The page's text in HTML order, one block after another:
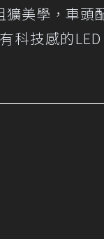
美學，車頭
科技感的